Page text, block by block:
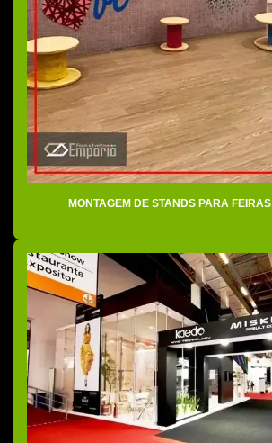
Empresa cenografia sp
Empresa especializada em organização de
Empresa montadora de estandes
Empresa de organização de eventos corporativos
Empresa de organização de eventos desportivos
Empresa de organização de eventos esportivos
Empresa de stands
Empresa de stands para feira
Empresas de cenografia para eventos
Empresas de eventos e promoções sp
Empresas montadoras de stands
Empresas organizadora de eventos em sp
MONTAGEM DE STANDS PARA